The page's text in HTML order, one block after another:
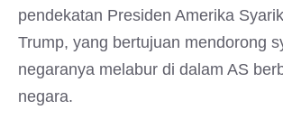
pendekatan Presiden Amerika
Trump, yang bertujuan mendorong
negaranya melabur di dalam AS
negara.